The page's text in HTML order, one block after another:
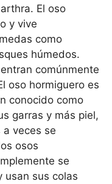
El oso
y vive
como
húmedos.
comúnmente
oso hormiguero es
conocido como
garras y más piel,
a veces se
osos
se
usan sus colas